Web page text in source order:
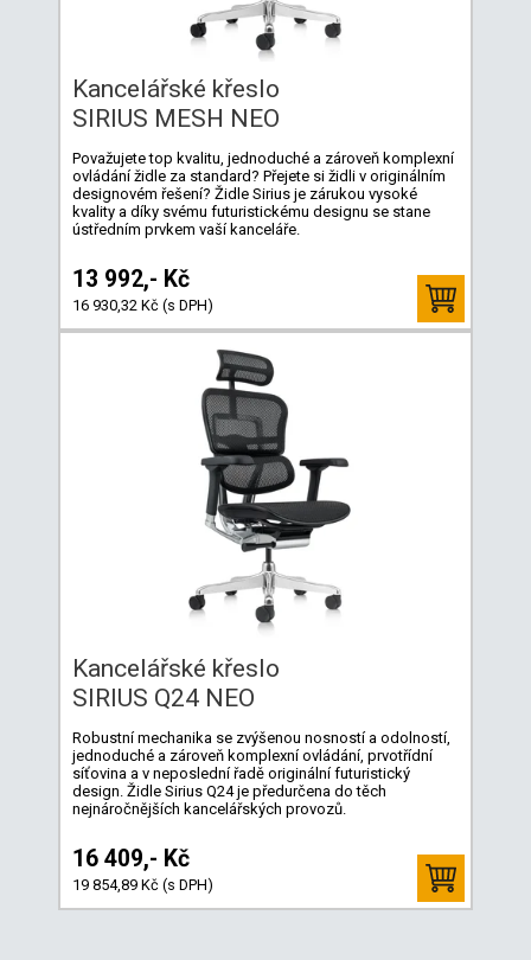
Kancelářské křeslo
SIRIUS MESH NEO
Považujete top kvalitu, jednoduché a zároveň komplexní
ovládání židle za standard? Přejete si židli v originálním
designovém řešení? Židle Sirius je zárukou vysoké
kvality a díky svému futuristickému designu se stane
ústředním prvkem vaší kanceláře.
13 992,- Kč
16 930,32 Kč (s DPH)
Kancelářské křeslo
SIRIUS Q24 NEO
Robustní mechanika se zvýšenou nosností a odolností,
jednoduché a zároveň komplexní ovládání, prvotřídní
síťovina a v neposlední řadě originální futuristický
design. Židle Sirius Q24 je předurčena do těch
nejnáročnějších kancelářských provozů.
16 409,- Kč
19 854,89 Kč (s DPH)